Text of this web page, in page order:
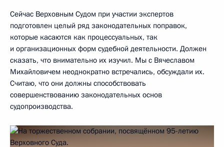
Сейчас Верховным Судом при участии экспертов
подготовлен целый ряд законодательных поправок,
которые касаются как процессуальных, так
и организационных форм судебной деятельности. Должен
сказать, что внимательно их изучил. Мы с Вячеславом
Михайловичем неоднократно встречались, обсуждали их.
Считаю, что они должны способствовать
совершенствованию законодательных основ
судопроизводства.